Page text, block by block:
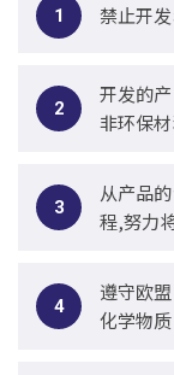
1 禁止开
2
开发的
非环保材
3
从产品
程,努力
4
遵守欧
化学物质